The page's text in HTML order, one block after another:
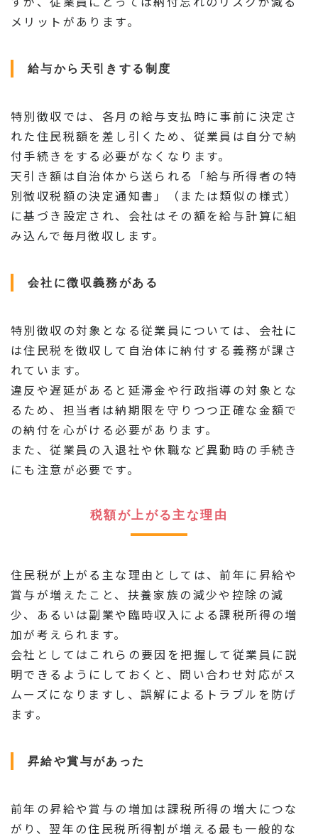
メリットがあります。
給与から天引きする制度
特別徴収では、各月の給与支払時に事前に決定さ
れた住民税額を差し引くため、従業員は自分で納
付手続きをする必要がなくなります。
天引き額は自治体から送られる「給与所得者の特
別徴収税額の決定通知書」（または類似の様式）
に基づき設定され、会社はその額を給与計算に組
み込んで毎月徴収します。
会社に徴収義務がある
特別徴収の対象となる従業員については、会社に
は住民税を徴収して自治体に納付する義務が課さ
れています。
違反や遅延があると延滞金や行政指導の対象とな
るため、担当者は納期限を守りつつ正確な金額で
の納付を心がける必要があります。
また、従業員の入退社や休職など異動時の手続き
にも注意が必要です。
税額が上がる主な理由
住民税が上がる主な理由としては、前年に昇給や
賞与が増えたこと、扶養家族の減少や控除の減
少、あるいは副業や臨時収入による課税所得の増
加が考えられます。
会社としてはこれらの要因を把握して従業員に説
明できるようにしておくと、問い合わせ対応がス
ムーズになりますし、誤解によるトラブルを防げ
ます。
昇給や賞与があった
前年の昇給や賞与の増加は課税所得の増大につな
がり、翌年の住民税所得割が増える最も一般的な